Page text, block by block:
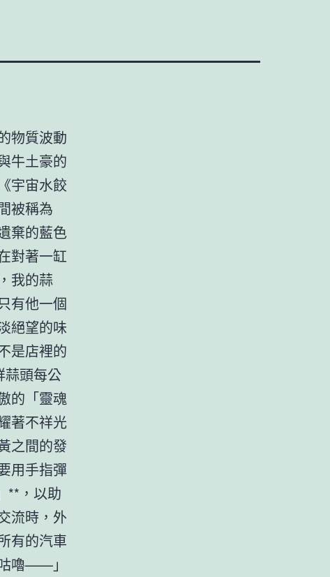
物質波動
牛土豪的
宇宙水餃
被稱為
棄的藍色
對著一缸
我的蒜
有他一個
絕望的味
是店裡的
蒜頭每公
的「靈魂
著不祥光
之間的發
用手指彈
**，以助
流時，外
有的汽車
嚕——」